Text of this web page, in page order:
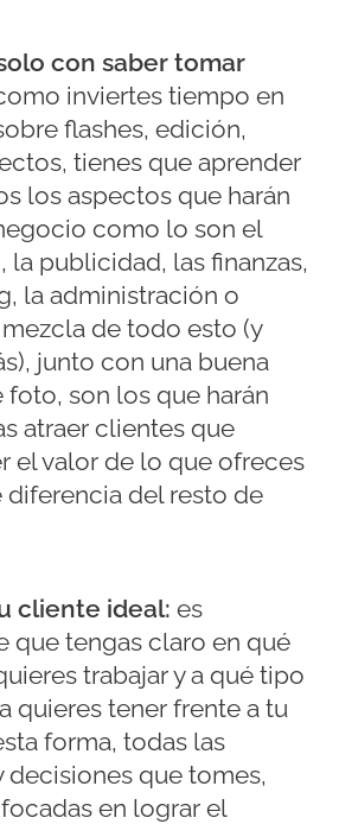
con saber tomar
inviertes tiempo en
flashes, edición,
tienes que aprender
los aspectos que harán
como lo son el
la publicidad, las finanzas,
la administración o
de todo esto (y
junto con una buena
son los que harán
atraer clientes que
el valor de lo que ofreces
diferencia del resto de
cliente ideal: es
que tengas claro en qué
trabajar y a qué tipo
quieres tener frente a tu
forma, todas las
decisiones que tomes,
en lograr el